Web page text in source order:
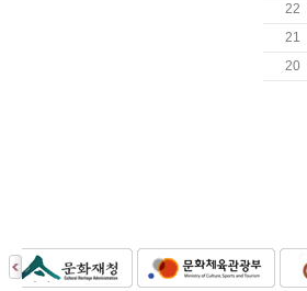
22
21
20